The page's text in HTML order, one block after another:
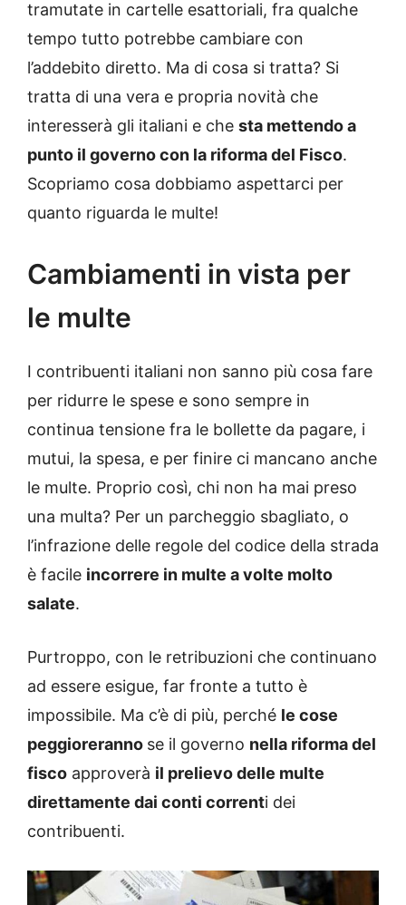
tramutate in cartelle esattoriali, fra qualche
tempo tutto potrebbe cambiare con
l’addebito diretto. Ma di cosa si tratta? Si
tratta di una vera e propria novità che
interesserà gli italiani e che sta mettendo a
punto il governo con la riforma del Fisco.
Scopriamo cosa dobbiamo aspettarci per
quanto riguarda le multe!
Cambiamenti in vista per
le multe
I contribuenti italiani non sanno più cosa fare
per ridurre le spese e sono sempre in
continua tensione fra le bollette da pagare, i
mutui, la spesa, e per finire ci mancano anche
le multe. Proprio così, chi non ha mai preso
una multa? Per un parcheggio sbagliato, o
l’infrazione delle regole del codice della strada
è facile incorrere in multe a volte molto
salate.
Purtroppo, con le retribuzioni che continuano
ad essere esigue, far fronte a tutto è
impossibile. Ma c’è di più, perché le cose
peggioreranno se il governo nella riforma del
fisco approverà il prelievo delle multe
direttamente dai conti correnti dei
contribuenti.